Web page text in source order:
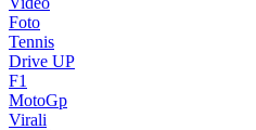
Foto
Tennis
Drive UP
F1
MotoGp
Virali